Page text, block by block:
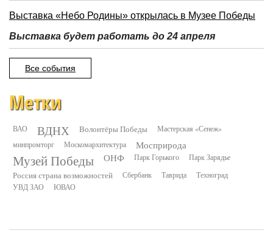
Выставка «Небо Родины» открылась в Музее Победы
Выставка будет работать до 24 апреля
Все события
Метки
ВАО ВДНХ Волонтёры Победы
Мастерская «Сенеж»
минпромторг
Москомархитектура Мосприрода
Музей Победы ОНФ Парк Горького Парк Зарядье
Россия страна возможностей Сбербанк Таврида
Техноград
УВД ЗАО
ЮВАО